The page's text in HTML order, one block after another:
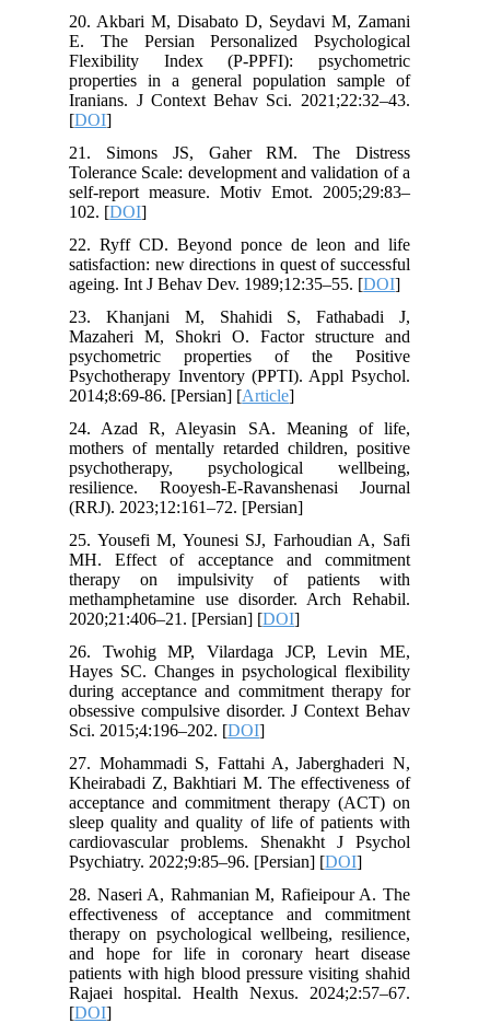
20. Akbari M, Disabato D, Seydavi M, Zamani
E. The Persian Personalized Psychological
Flexibility Index (P-PPFI): psychometric
properties in a general population sample of
Iranians. J Context Behav Sci. 2021;22:32–43.
[DOI
21. Simons JS, Gaher RM. The Distress
Tolerance Scale: development and validation of a
self-report measure. Motiv Emot. 2005;29:83–
102. [DOI
22. Ryff CD. Beyond ponce de leon and life
satisfaction: new directions in quest of successful
ageing. Int J Behav Dev. 1989;12:35–55. [DOI
23. Khanjani M, Shahidi S, Fathabadi J,
Mazaheri M, Shokri O. Factor structure and
psychometric properties of the Positive
Psychotherapy Inventory (PPTI). Appl Psychol.
2014;8:69-86. [Persian] [Article
24. Azad R, Aleyasin SA. Meaning of life,
mothers of mentally retarded children, positive
psychotherapy, psychological wellbeing,
resilience. Rooyesh-E-Ravanshenasi Journal
(RRJ). 2023;12:161–72. [Persian]
25. Yousefi M, Younesi SJ, Farhoudian A, Safi
MH. Effect of acceptance and commitment
therapy on impulsivity of patients with
methamphetamine use disorder. Arch Rehabil.
2020;21:406–21. [Persian] [DOI
26. Twohig MP, Vilardaga JCP, Levin ME,
Hayes SC. Changes in psychological flexibility
during acceptance and commitment therapy for
obsessive compulsive disorder. J Context Behav
Sci. 2015;4:196–202. [DOI
27. Mohammadi S, Fattahi A, Jaberghaderi N,
Kheirabadi Z, Bakhtiari M. The effectiveness of
acceptance and commitment therapy (ACT) on
sleep quality and quality of life of patients with
cardiovascular problems. Shenakht J Psychol
Psychiatry. 2022;9:85–96. [Persian] [DOI
28. Naseri A, Rahmanian M, Rafieipour A. The
effectiveness of acceptance and commitment
therapy on psychological wellbeing, resilience,
and hope for life in coronary heart disease
patients with high blood pressure visiting shahid
Rajaei hospital. Health Nexus. 2024;2:57–67.
[DOI